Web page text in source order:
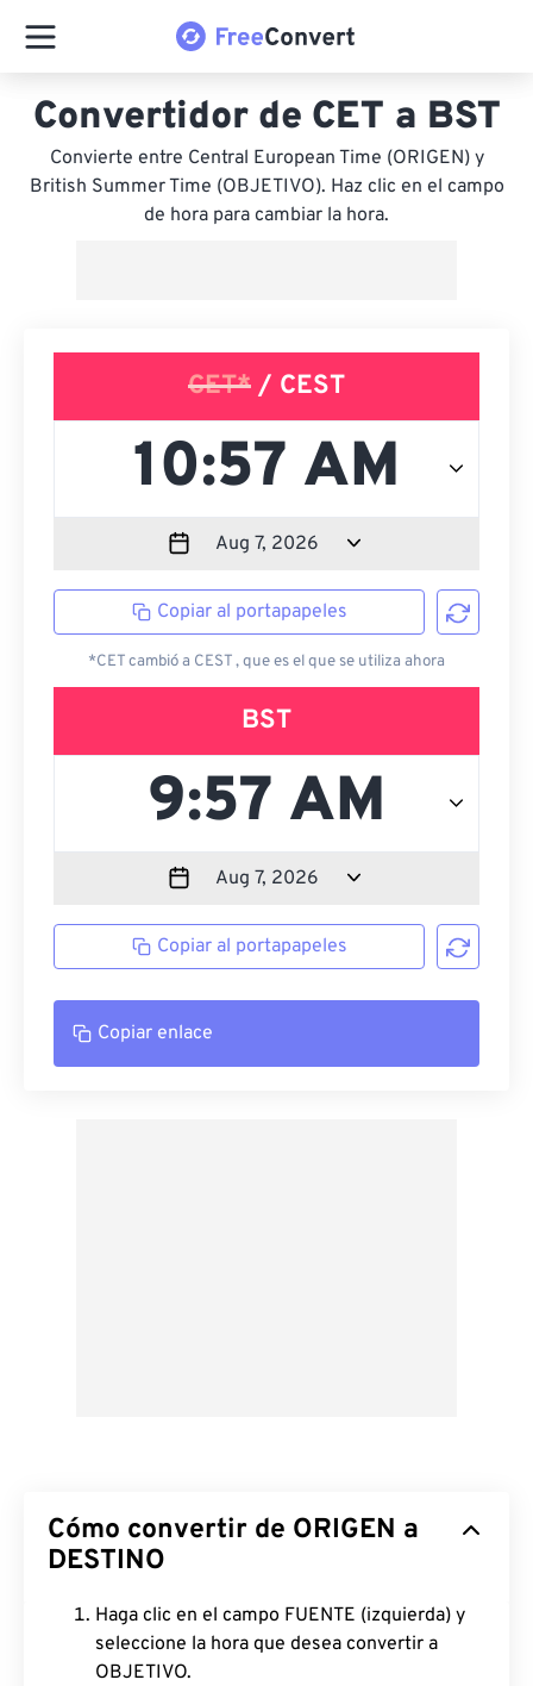
Convertidor de CET a BST
Convierte entre Central European Time (ORIGEN) y
British Summer Time (OBJETIVO). Haz clic en el campo
de hora para cambiar la hora.
CET* / CEST
Copiar al portapapeles
*CET cambió a CEST , que es el que se utiliza ahora
BST
Copiar al portapapeles
Copiar enlace
Cómo convertir de ORIGEN a
DESTINO
Haga clic en el campo FUENTE (izquierda) y
seleccione la hora que desea convertir a
OBJETIVO.